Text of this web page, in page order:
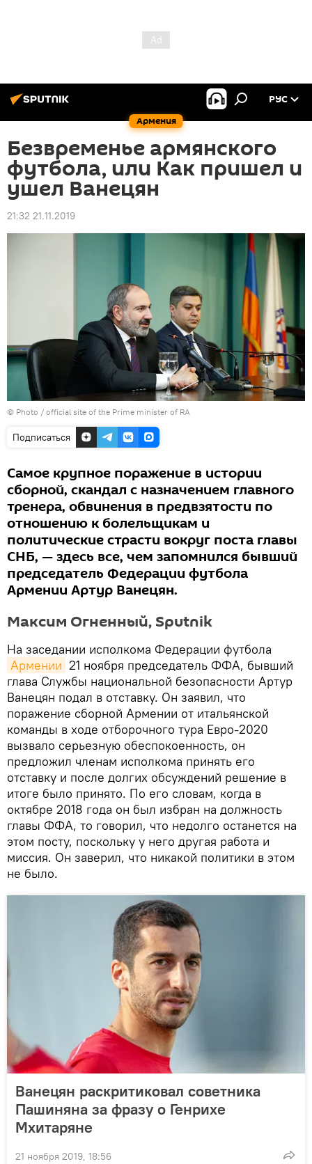
Армения
РУС
Безвременье армянского
футбола, или Как пришел и
ушел Ванецян
21:32 21.11.2019
© Photo / official site of the Prime minister of RA
Подписаться
Самое крупное поражение в истории
сборной, скандал с назначением главного
тренера, обвинения в предвзятости по
отношению к болельщикам и
политические страсти вокруг поста главы
СНБ, — здесь все, чем запомнился бывший
председатель Федерации футбола
Армении Артур Ванецян.
Максим Огненный, Sputnik
На заседании исполкома Федерации футбола
Армении 21 ноября председатель ФФА, бывший
глава Службы национальной безопасности Артур
Ванецян подал в отставку. Он заявил, что
поражение сборной Армении от итальянской
команды в ходе отборочного тура Евро-2020
вызвало серьезную обеспокоенность, он
предложил членам исполкома принять его
отставку и после долгих обсуждений решение в
итоге было принято. По его словам, когда в
октябре 2018 года он был избран на должность
главы ФФА, то говорил, что недолго останется на
этом посту, поскольку у него другая работа и
миссия. Он заверил, что никакой политики в этом
не было.
Ванецян раскритиковал советника
Пашиняна за фразу о Генрихе
Мхитаряне
21 ноября 2019, 18:56